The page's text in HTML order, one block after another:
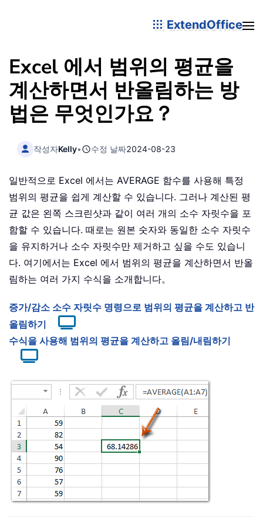
ExtendOffice
Excel 에서 범위의 평균을
계산하면서 반올림하는 방
법은 무엇인가요？
작성자Kelly• 수정 날짜2024-08-23
일반적으로 Excel 에서는 AVERAGE 함수를 사용해 특정
범위의 평균을 쉽게 계산할 수 있습니다. 그러나 계산된 평
균 값은 왼쪽 스크린샷과 같이 여러 개의 소수 자릿수을 포
함할 수 있습니다. 때로는 원본 숫자와 동일한 소수 자릿수
을 유지하거나 소수 자릿수만 제거하고 싶을 수도 있습니
다. 여기에서는 Excel 에서 범위의 평균을 계산하면서 반올
림하는 여러 가지 수식을 소개합니다。
증가/감소 소수 자릿수 명령으로 범위의 평균을 계산하고 반
올림하기
수식을 사용해 범위의 평균을 계산하고 올림/내림하기